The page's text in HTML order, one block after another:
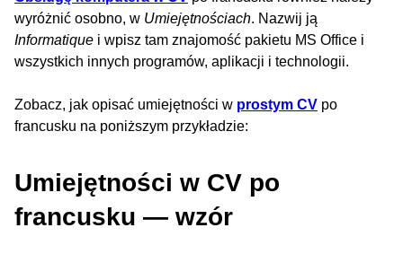
wyróżnić osobno, w Umiejętnościach. Nazwij ją
Informatique i wpisz tam znajomość pakietu MS Office i
wszystkich innych programów, aplikacji i technologii.
Zobacz, jak opisać umiejętności w prostym CV po
francusku na poniższym przykładzie:
Umiejętności w CV po
francusku — wzór